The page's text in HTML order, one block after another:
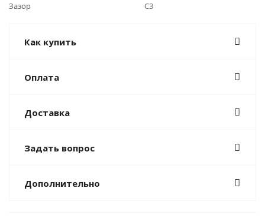
Зазор
C3
Как купить
Оплата
Доставка
Задать вопрос
Дополнительно